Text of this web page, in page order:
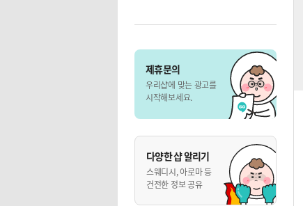
제휴문의
우리샵에 맞는 광고를
시작해보세요.
다양한 샵 알리기
스웨디시, 아로마 등
건전한 정보 공유